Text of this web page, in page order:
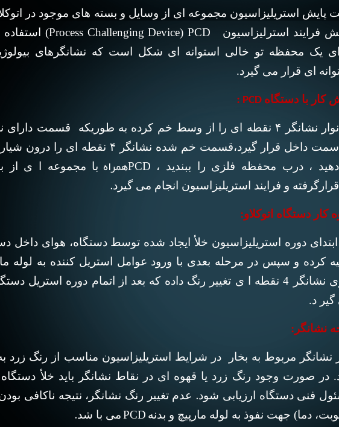
پایش استریلیزاسیون مجموعه ای از وسایل و بسته های موجود در
فرایند استرلیزاسیون (Process Challenging Device) PCD
یک محفظه تو خالی استوانه ای شکل است که نشانگرهای
ای قرار می گیرد.
کار با دستگاه PCD
:
سمت داخل قرار گیرد،
قسمت خم شده نشانگر ۴ نقطه ای
دهید ،درب محفظه فلزی را ببندید ، همراهPCD
با مجموعه ا ی از
قرارگرفته و فرایند استریلیزاسیون انجام می گیرد.
کار دستگاه اتوکلاو:
دوره استریلیزاسیون خلأ ایجاد شده توسط دستگاه، هوای داخل
کرده و سپس در مرحله بعدی با ورود عوامل استریل کننده به
فلزی نشانگر 4 نقطه ا ی تغییر رنگ داده که بعد از اتمام دوره استریل
د.
نشانگر:
نشانگر مربوط به بخار در شرایط استریلیزاسیون مناسب از رنگ زرد
در صورت وجود رنگ زرد یا قهوه ای در نقاط نشانگر باید خلأ
فنی دستگاه ارزیابی شود. عدم تغییر رنگ نشانگر، نتيجه ناکافی
دما) جهت نفوذ به لوله مارپیچ و بدنه PCDمی با شد.